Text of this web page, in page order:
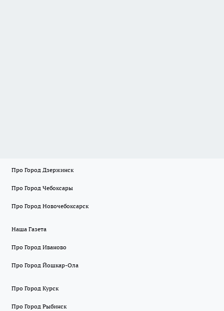
Про Город Дзержинск
Про Город Чебоксары
Про Город Новочебоксарск
Наша Газета
Про Город Иваново
Про Город Йошкар-Ола
Про Город Курск
Про Город Рыбинск